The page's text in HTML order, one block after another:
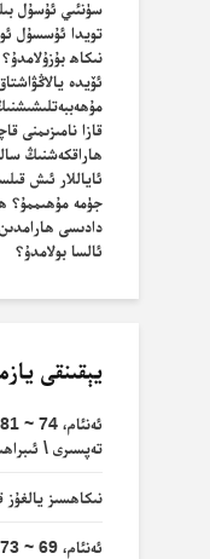
سۈنئىي ئۇسۇل
تويدا ئۇسسۇل
نىكاھ بۇزۇلامدۇ؟
ئۆيدە
قازا نامىزىمنى
ھاراقكەشنىڭ
ئاياللار ئىش
جۈمە مۇھىممۇ؟
دادىسى
ئالسا بولامدۇ؟
يېقىنقى
تەپسىرى \
نىكاھسىز يالغۇز